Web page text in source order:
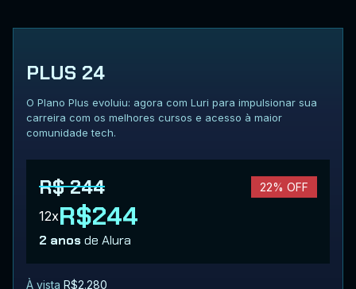
PLUS 24
O Plano Plus evoluiu: agora com Luri para impulsionar sua
carreira com os melhores cursos e acesso à maior
comunidade tech.
R$ 244 22% OFF
12xR$244
2 anosde Alura
À vista R$2.280